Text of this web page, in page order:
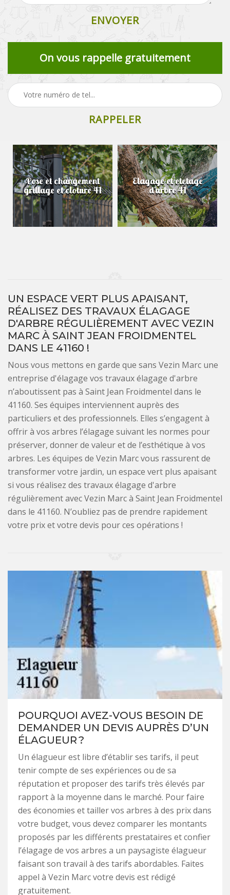
On vous rappelle gratuitement
Pose et changement
grillage et cloture 41
Elagage et etetage
d'arbre 41
UN ESPACE VERT PLUS APAISANT,
RÉALISEZ DES TRAVAUX ÉLAGAGE
D'ARBRE RÉGULIÈREMENT AVEC VEZIN
MARC À SAINT JEAN FROIDMENTEL
DANS LE 41160 !
Nous vous mettons en garde que sans Vezin Marc une
entreprise d'élagage vos travaux élagage d'arbre
n’aboutissent pas à Saint Jean Froidmentel dans le
41160. Ses équipes interviennent auprès des
particuliers et des professionnels. Elles s’engagent à
offrir à vos arbres l’élagage suivant les normes pour
préserver, donner de valeur et de l’esthétique à vos
arbres. Les équipes de Vezin Marc vous rassurent de
transformer votre jardin, un espace vert plus apaisant
si vous réalisez des travaux élagage d'arbre
régulièrement avec Vezin Marc à Saint Jean Froidmentel
dans le 41160. N’oubliez pas de prendre rapidement
votre prix et votre devis pour ces opérations !
POURQUOI AVEZ-VOUS BESOIN DE
DEMANDER UN DEVIS AUPRÈS D’UN
ÉLAGUEUR ?
Un élagueur est libre d’établir ses tarifs, il peut
tenir compte de ses expériences ou de sa
réputation et proposer des tarifs très élevés par
rapport à la moyenne dans le marché. Pour faire
des économies et tailler vos arbres à des prix dans
votre budget, vous devez comparer les montants
proposés par les différents prestataires et confier
l’élagage de vos arbres a un paysagiste élagueur
faisant son travail à des tarifs abordables. Faites
appel à Vezin Marc votre devis est rédigé
gratuitement.